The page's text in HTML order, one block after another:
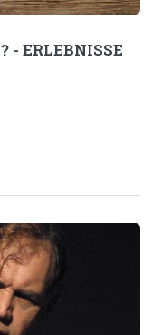
- ERLEBNISSE